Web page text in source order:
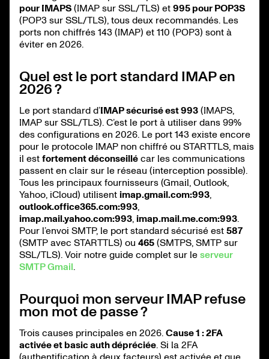
pour IMAPS (IMAP sur SSL/TLS) et 995 pour POP3S
(POP3 sur SSL/TLS), tous deux recommandés. Les
ports non chiffrés 143 (IMAP) et 110 (POP3) sont à
éviter en 2026.
Quel est le port standard IMAP en
2026 ?
Le port standard d’IMAP sécurisé est 993 (IMAPS,
IMAP sur SSL/TLS). C’est le port à utiliser dans 99%
des configurations en 2026. Le port 143 existe encore
pour le protocole IMAP non chiffré ou STARTTLS, mais
il est fortement déconseillé car les communications
passent en clair sur le réseau (interception possible).
Tous les principaux fournisseurs (Gmail, Outlook,
Yahoo, iCloud) utilisent imap.gmail.com:993,
outlook.office365.com:993,
imap.mail.yahoo.com:993, imap.mail.me.com:993.
Pour l’envoi SMTP, le port standard sécurisé est 587
(SMTP avec STARTTLS) ou 465 (SMTPS, SMTP sur
SSL/TLS). Voir notre guide complet sur le serveur
SMTP Gmail.
Pourquoi mon serveur IMAP refuse
mon mot de passe ?
Trois causes principales en 2026. Cause 1 : 2FA
activée et basic auth dépréciée. Si la 2FA